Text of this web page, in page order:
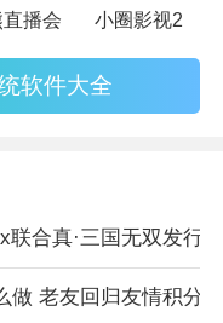
播随时随地开启直
利券等多种互动玩
播会 小圈影视2
软件大全
合真·三国无双发行
做 老友回归友情积分